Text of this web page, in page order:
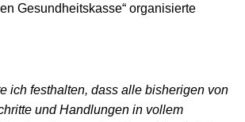
Gesundheitskasse“ organisierte
ich festhalten, dass alle bisherigen von
und Handlungen in vollem